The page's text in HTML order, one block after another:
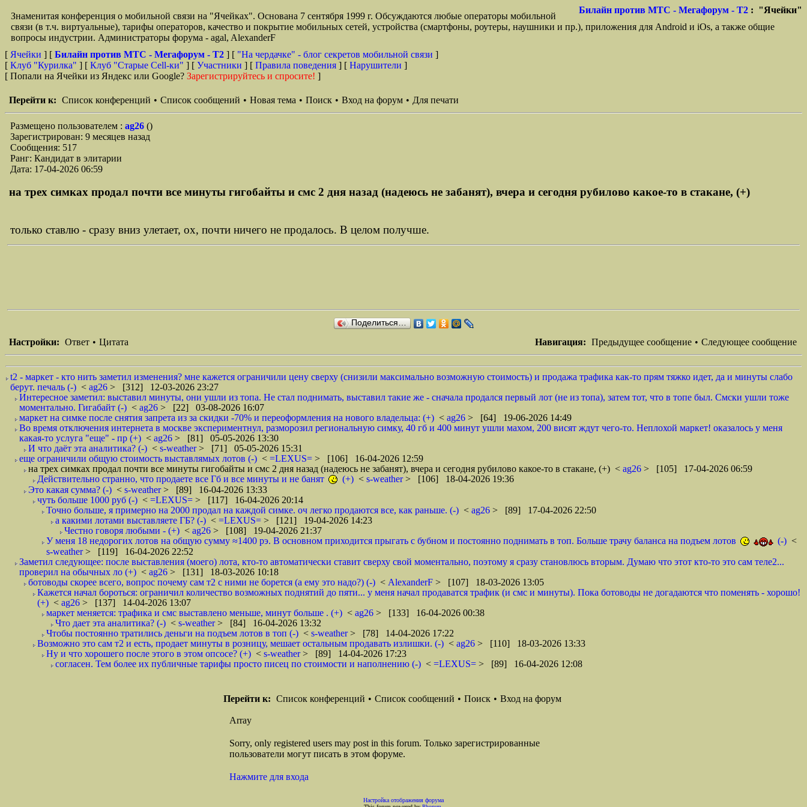
Билайн против МТС - Мегафорум - T2 : "Ячейки"
Знаменитая конференция о мобильной связи на "Ячейках". Основана 7 сентября 1999 г. Обсуждаются любые операторы мобильной
связи (в т.ч. виртуальные), тарифы операторов, качество и покрытие мобильных сетей, устройства (смартфоны, роутеры, наушники и пр.), приложения для Android и iOs, а также общие
вопросы индустрии. Администраторы форума - agal, AlexanderF
[ Ячейки ] [ Билайн против МТС - Мегафорум - T2 ] [ "На чердачке" - блог секретов мобильной связи ]
[ Клуб "Курилка" ] [ Клуб "Старые Сell-ки" ] [ Участники ] [ Правила поведения ] [ Нарушители ]
[ Попали на Ячейки из Яндекс или Google? Зарегистрируйтесь и спросите! ]
Перейти к: Список конференций • Список сообщений • Новая тема • Поиск • Вход на форум • Для печати
Размещено пользователем : ag26 ()
Зарегистрирован: 9 месяцев назад
Сообщения: 517
Ранг: Кандидат в элитарии
Дата: 17-04-2026 06:59
на трех симках продал почти все минуты гигобайты и смс 2 дня назад (надеюсь не забанят), вчера и сегодня рубилово какое-то в стакане, (+)
только ставлю - сразу вниз улетает, ох, почти ничего не продалось. В целом получше.
Поделиться…
Навигация: Предыдущее сообщение • Следующее сообщение
Настройки: Ответ • Цитата
t2 - маркет - кто нить заметил изменения? мне кажется ограничили цену сверху (снизили максимально возможную стоимость) и продажа трафика как-то прям тяжко идет, да и минуты слабо
берут. печаль (-) < ag26 > [312] 12-03-2026 23:27
Интересное заметил: выставил минуты, они ушли из топа. Не стал поднимать, выставил такие же - сначала продался первый лот (не из топа), затем тот, что в топе был. Смски ушли тоже
моментально. Гигабайт (-) < ag26 > [22] 03-08-2026 16:07
маркет на симке после снятия запрета из за скидки -70% и переоформления на нового владельца: (+) < ag26 > [64] 19-06-2026 14:49
Во время отключения интернета в москве экспериментнул, разморозил региональную симку, 40 гб и 400 минут ушли махом, 200 висят ждут чего-то. Неплохой маркет! оказалось у меня
какая-то услуга "еще" - пр (+) < ag26 > [81] 05-05-2026 13:30
И что даëт эта аналитика? (-) < s-weather> [71] 05-05-2026 15:31
еще ограничили общую стоимость выставлямых лотов (-) < =LEXUS= > [106] 16-04-2026 12:59
на трех симках продал почти все минуты гигобайты и смс 2 дня назад (надеюсь не забанят), вчера и сегодня рубилово какое-то в стакане, (+) < ag26 > [105] 17-04-2026 06:59
Действительно странно, что продаете все Гб и все минуты и не банят
(+) < s-weather> [106] 18-04-2026 19:36
Это какая сумма? (-) < s-weather> [89] 16-04-2026 13:33
чуть больше 1000 руб (-) < =LEXUS= > [117] 16-04-2026 20:14
Точно больше, я примерно на 2000 продал на каждой симке. оч легко продаются все, как раньше. (-) < ag26 > [89] 17-04-2026 22:50
а какими лотами выставляете ГБ? (-) < =LEXUS= > [121] 19-04-2026 14:23
Честно говоря любыми - (+) < ag26 > [108] 19-04-2026 21:37
У меня 18 недорогих лотов на общую сумму ≈1400 рэ. В основном приходится прыгать с бубном и постоянно поднимать в топ. Больше трачу баланса на подъем лотов
(-) <
s-weather> [119] 16-04-2026 22:52
Заметил следующее: после выставления (моего) лота, кто-то автоматически ставит сверху свой моментально, поэтому я сразу становлюсь вторым. Думаю что этот кто-то это сам теле2...
проверил на обычных ло (+) < ag26 > [131] 18-03-2026 10:18
ботоводы скорее всего, вопрос почему сам т2 с ними не борется (а ему это надо?) (-) < AlexanderF > [107] 18-03-2026 13:05
Кажется начал бороться: ограничил количество возможных поднятий до пяти... у меня начал продаватся трафик (и смс и минуты). Пока ботоводы не догадаются что поменять - хорошо!
(+) < ag26 > [137] 14-04-2026 13:07
маркет меняется: трафика и смс выставлено меньше, минут больше . (+) < ag26 > [133] 16-04-2026 00:38
Что дает эта аналитика? (-) < s-weather> [84] 16-04-2026 13:32
Чтобы постоянно тратились деньги на подъем лотов в топ (-) < s-weather> [78] 14-04-2026 17:22
Возможно это сам т2 и есть, продает минуты в розницу, мешает остальным продавать излишки. (-) < ag26 > [110] 18-03-2026 13:33
Ну и что хорошего после этого в этом опсосе? (+) < s-weather> [89] 14-04-2026 17:23
согласен. Тем более их публичные тарифы просто писец по стоимости и наполнению (-) < =LEXUS= > [89] 16-04-2026 12:08
Перейти к: Список конференций • Список сообщений • Поиск • Вход на форум
Array
Sorry, only registered users may post in this forum. Только зарегистрированные
пользователи могут писать в этом форуме.
Нажмите для входа
Настройка отображения форума